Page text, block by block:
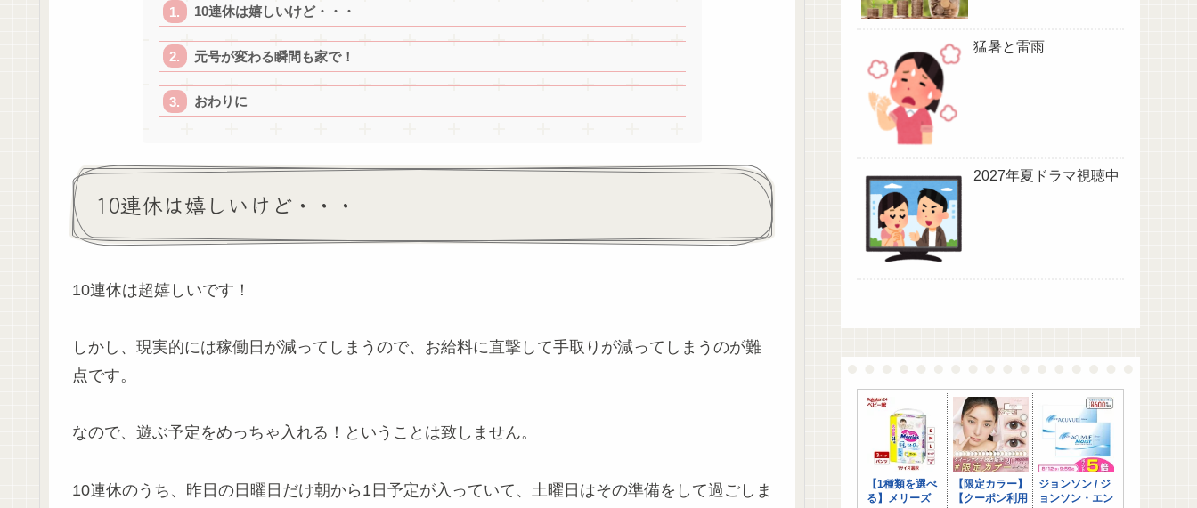
10連休は嬉しいけど・・・
元号が変わる瞬間も家で！
おわりに
10連休は嬉しいけど・・・
10連休は超嬉しいです！
しかし、現実的には稼働日が減ってしまうので、お給料に直撃して手取りが減ってしまうのが難
点です。
なので、遊ぶ予定をめっちゃ入れる！ということは致しません。
10連休のうち、昨日の日曜日だけ朝から1日予定が入っていて、土曜日はその準備をして過ごしま
猛暑と雷雨
2027年夏ドラマ視聴中